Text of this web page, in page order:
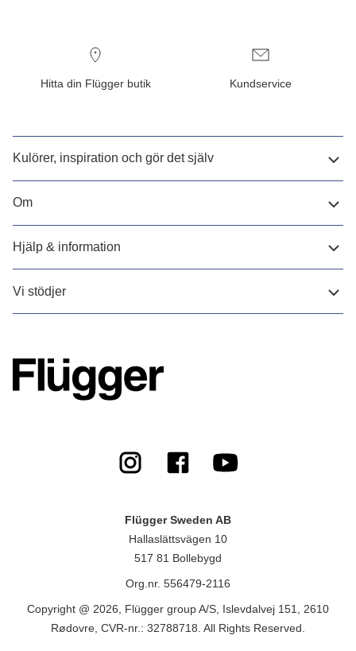
Hitta din Flügger butik Kundservice
Kulörer, inspiration och gör det själv
Om
Hjälp & information
Vi stödjer
Flügger Sweden AB
Hallaslättsvägen 10
517 81 Bollebygd
Org.nr. 556479-2116
Copyright @ 2026, Flügger group A/S, Islevdalvej 151, 2610
Rødovre, CVR-nr.: 32788718. All Rights Reserved.